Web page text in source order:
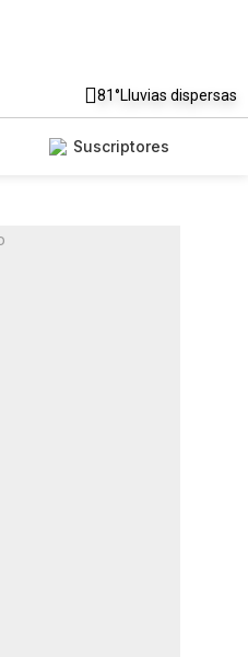
81°Lluvias dispersas
Suscriptores